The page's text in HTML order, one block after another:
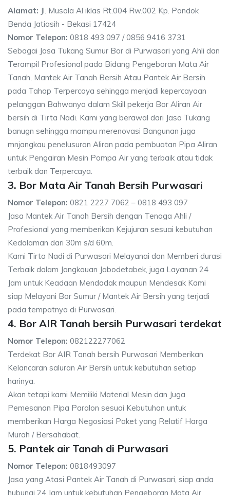
Alamat: Jl. Musola Al iklas Rt.004 Rw.002 Kp. Pondok
Benda Jatiasih - Bekasi 17424
Nomor Telepon: 0818 493 097 / 0856 9416 3731
Sebagai Jasa Tukang Sumur Bor di Purwasari yang Ahli dan
Terampil Profesional pada Bidang Pengeboran Mata Air
Tanah, Mantek Air Tanah Bersih Atau Pantek Air Bersih
pada Tahap Terpercaya sehingga menjadi kepercayaan
pelanggan Bahwanya dalam Skill pekerja Bor Aliran Air
bersih di Tirta Nadi. Kami yang berawal dari Jasa Tukang
banugn sehingga mampu merenovasi Bangunan juga
mnjangkau penelusuran Aliran pada pembuatan Pipa Aliran
untuk Pengairan Mesin Pompa Air yang terbaik atau tidak
terbaik dan Terpercaya.
3. Bor Mata Air Tanah Bersih Purwasari
Nomor Telepon: 0821 2227 7062 – 0818 493 097
Jasa Mantek Air Tanah Bersih dengan Tenaga Ahli /
Profesional yang memberikan Kejujuran sesuai kebutuhan
Kedalaman dari 30m s/d 60m.
Kami Tirta Nadi di Purwasari Melayanai dan Memberi durasi
Terbaik dalam Jangkauan Jabodetabek, juga Layanan 24
Jam untuk Keadaan Mendadak maupun Mendesak Kami
siap Melayani Bor Sumur / Mantek Air Bersih yang terjadi
pada tempatnya di Purwasari.
4. Bor AIR Tanah bersih Purwasari terdekat
Nomor Telepon: 082122277062
Terdekat Bor AIR Tanah bersih Purwasari Memberikan
Kelancaran saluran Air Bersih untuk kebutuhan setiap
harinya.
Akan tetapi kami Memiliki Material Mesin dan Juga
Pemesanan Pipa Paralon sesuai Kebutuhan untuk
memberikan Harga Negosiasi Paket yang Relatif Harga
Murah / Bersahabat.
5. Pantek air Tanah di Purwasari
Nomor Telepon: 0818493097
Jasa yang Atasi Pantek Air Tanah di Purwasari, siap anda
hubungi 24 Jam untuk kebutuhan Pengeboran Mata Air